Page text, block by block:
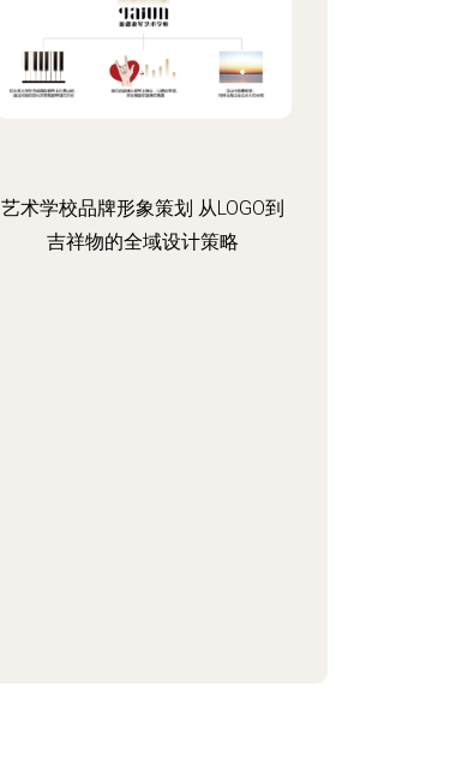
艺术学校品牌形象策划 从LOGO到
吉祥物的全域设计策略